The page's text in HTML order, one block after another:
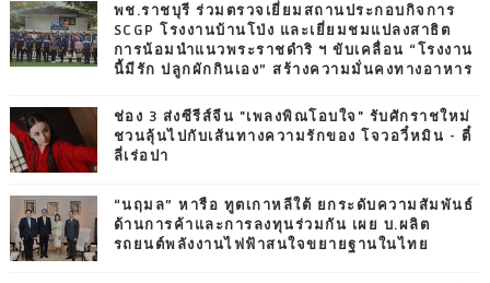
พช.ราชบุรี ร่วมตรวจเยี่ยมสถานประกอบกิจการ
SCGP โรงงานบ้านโป่ง และเยี่ยมชมแปลงสาธิต
การน้อมนำแนวพระราชดำริ ฯ ขับเคลื่อน “โรงงาน
นี้มีรัก ปลูกผักกินเอง” สร้างความมั่นคงทางอาหาร
ช่อง 3 ส่งซีรีส์จีน "เพลงพิณโอบใจ" รับศักราชใหม่
ชวนลุ้นไปกับเส้นทางความรักของ โจวอวี๋หมิน - ตี๋
ลี่เร่อปา
“นฤมล” หารือ ทูตเกาหลีใต้ ยกระดับความสัมพันธ์
ด้านการค้าและการลงทุนร่วมกัน เผย บ.ผลิต
รถยนต์พลังงานไฟฟ้าสนใจขยายฐานในไทย